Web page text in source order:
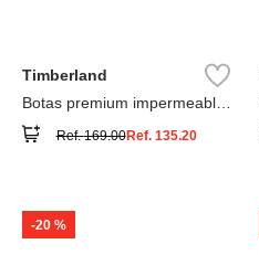
Timberland
Botas premium impermeables
Ref.169.00Ref. 135.20
-20 %